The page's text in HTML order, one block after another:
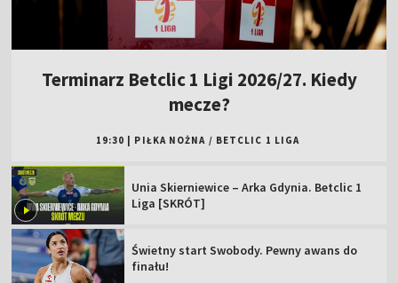
Terminarz Betclic 1 Ligi 2026/27. Kiedy
mecze?
19:30 PIŁKA NOŻNA / BETCLIC 1 LIGA
Unia Skierniewice – Arka Gdynia. Betclic 1
Liga [SKRÓT]
Świetny start Swobody. Pewny awans do
finału!